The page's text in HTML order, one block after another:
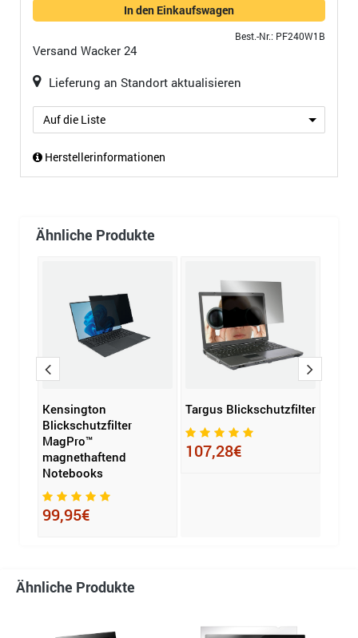
In den Einkaufswagen
Best.-Nr.: PF240W1B
Versand Wacker 24
Lieferung an Standort aktualisieren
Auf die Liste
Herstellerinformationen
Ähnliche Produkte
Kensington
Blickschutzfilter
MagPro™
magnethaftend
Notebooks
99,95€
Targus Blickschutzfilter
107,28€
Ähnliche Produkte